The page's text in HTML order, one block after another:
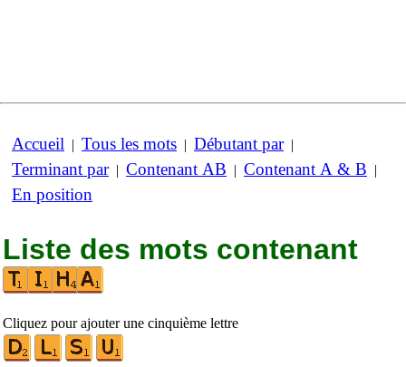
Accueil | Tous les mots | Débutant par|
Terminant par| Contenant AB | Contenant A & B |
En position
Liste des mots contenant
Cliquez pour ajouter une cinquième lettre